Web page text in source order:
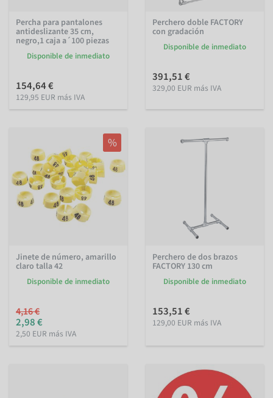
Percha para pantalones
antideslizante 35 cm,
negro,1 caja a´100 piezas
Disponible de inmediato
154,64 €
129,95 EUR más IVA
Perchero doble FACTORY
con gradación
Disponible de inmediato
391,51 €
329,00 EUR más IVA
%
Jinete de número, amarillo
claro talla 42
Disponible de inmediato
4,16 €
2,98 €
2,50 EUR más IVA
Perchero de dos brazos
FACTORY 130 cm
Disponible de inmediato
153,51 €
129,00 EUR más IVA